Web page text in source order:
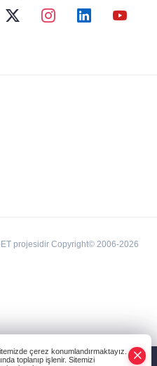
projesidir Copyright© 2006-2026
çerez konumlandırmaktayız.
toplanıp işlenir. Sitemizi